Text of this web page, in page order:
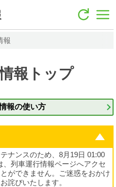
報
報トップ
報の使い方
ナンスのため、8月19日 01:00
、列車運行情報ページへアクセ
ができません。ご迷惑をおかけ
詫びいたします。